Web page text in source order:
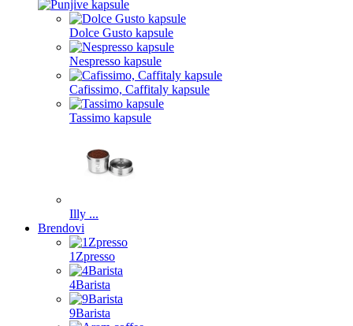
Dolce Gusto kapsule
Nespresso kapsule
Cafissimo, Caffitaly kapsule
Tassimo kapsule
Illy ...
Brendovi
1Zpresso
4Barista
9Barista